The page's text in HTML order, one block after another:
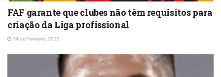
FAF garante que clubes não têm requisitos para
criação da Liga profissional
14 de Fevereiro, 2023